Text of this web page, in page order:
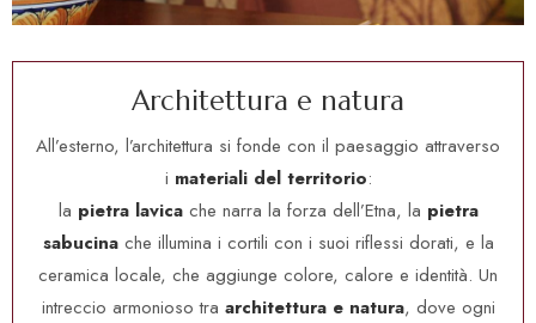
Architettura e natura
All’esterno, l’architettura si fonde con il paesaggio attraverso
i materiali del territorio:
la pietra lavicache narra la forza dell’Etna, la pietra
sabucinache illumina i cortili con i suoi riflessi dorati, e la
ceramica locale, che aggiunge colore, calore e identità. Un
intreccio armonioso tra architettura e natura, dove ogni